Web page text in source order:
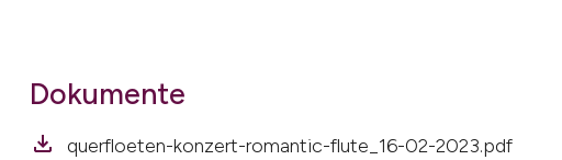
Dokumente
querfloeten-konzert-romantic-flute_16-02-2023.pdf